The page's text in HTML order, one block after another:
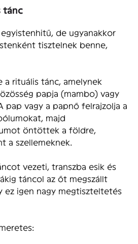
tánc
de ugyanakkor
tisztelnek benne,
a rituális tánc, amelynek
papja (mambo) vagy
pap vagy a papnő felrajzolja a
majd
öntöttek a földre,
a szellemeknek.
vezeti, transzba esik és
táncol az őt megszállt
ez igen nagy megtiszteltetés